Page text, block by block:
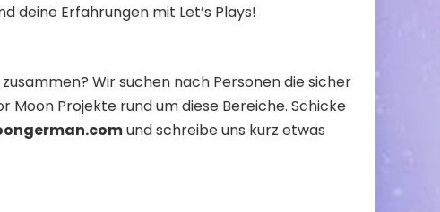
deine Erfahrungen mit Let’s Plays!
Wir suchen nach Personen die sicher
Moon Projekte rund um diese Bereiche. Schicke
und schreibe uns kurz etwas